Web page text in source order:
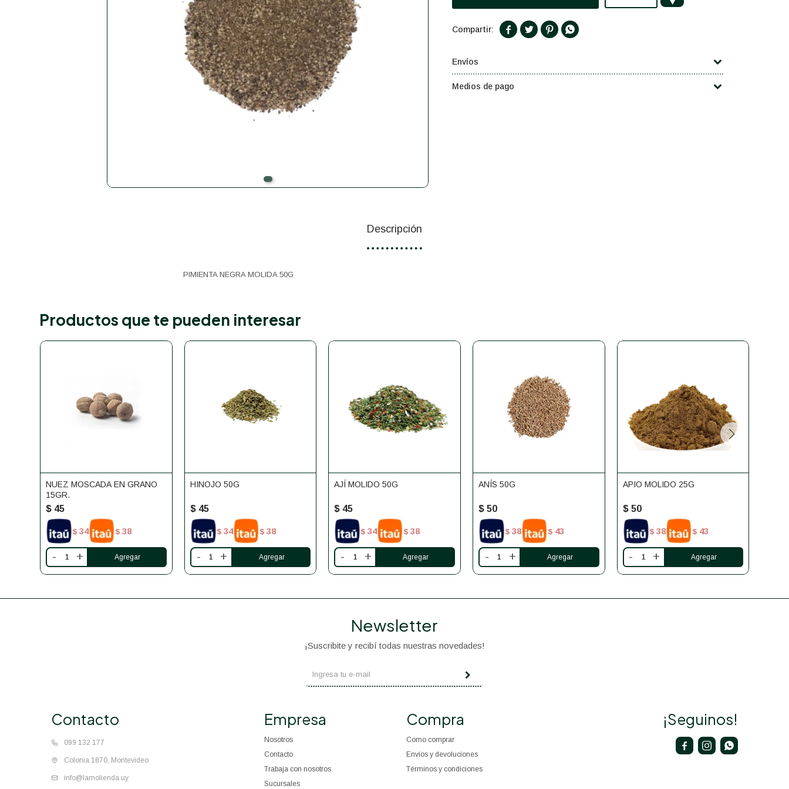
   
Envíos
Medios de pago
Descripción
PIMIENTA NEGRA MOLIDA 50G
Productos que te pueden interesar
NUEZ MOSCADA EN GRANO
15GR.
$ 45
$ 34 $ 38
- +
HINOJO 50G
$ 45
$ 34 $ 38
- +
AJÍ MOLIDO 50G
$ 45
$ 34 $ 38
- +
ANÍS 50G
$ 50
$ 38 $ 43
- +
APIO MOLIDO 25G
$ 50
$ 38 $ 43
- +
Contacto
099 132 177
Colonia 1870, Montevideo
info@lamolienda.uy
Empresa
Nosotros
Contacto
Trabaja con nosotros
Sucursales
Compra
Como comprar
Envíos y devoluciones
Términos y condiciones
Newsletter
¡Suscribite y recibí todas nuestras novedades!
¡Seguinos!
  